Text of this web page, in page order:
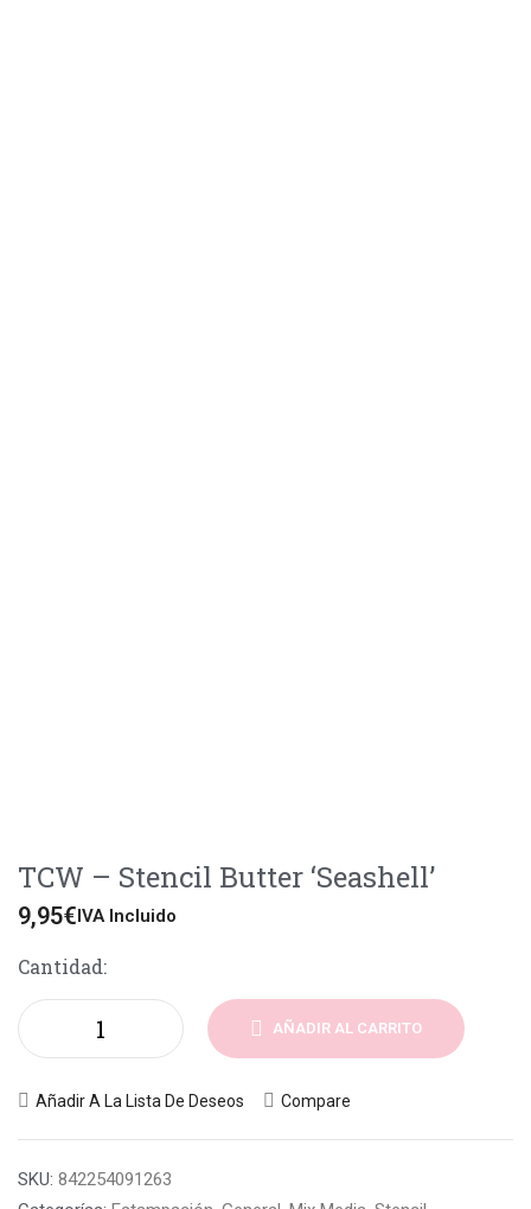
TCW – Stencil Butter ‘Seashell’
9,95€IVA Incluido
Cantidad:
AÑADIR AL CARRITO
Añadir A La Lista De Deseos Compare
SKU: 842254091263